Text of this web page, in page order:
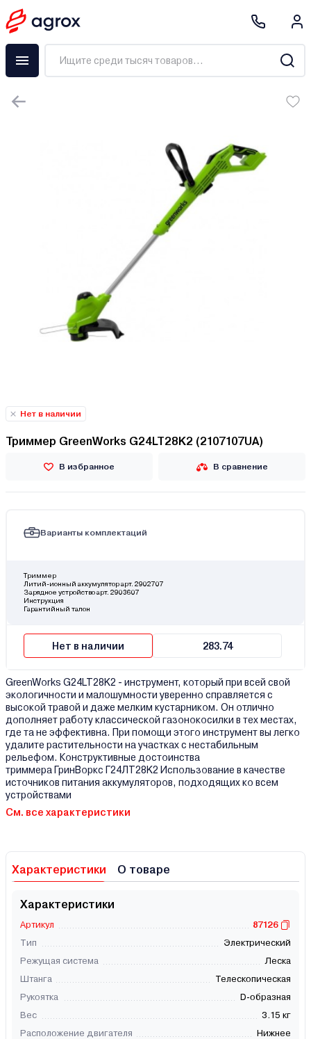
Нет в наличии
Триммер GreenWorks G24LT28K2 (2107107UA)
В избранное В сравнение
Варианты комплектаций
Триммер
Литий-ионный аккумулятор арт. 2902707
Зарядное устройство арт. 2903607
Инструкция
Гарантийный талон
Нет в наличии 283.74
GreenWorks G24LT28K2 - инструмент, который при всей свой
экологичности и малошумности уверенно справляется с
высокой травой и даже мелким кустарником. Он отлично
дополняет работу классической газонокосилки в тех местах,
где та не эффективна. При помощи этого инструмент вы легко
удалите растительности на участках с нестабильным
рельефом. Конструктивные достоинства
триммера ГринВоркс Г24ЛT28K2 Использование в качестве
источников питания аккумуляторов, подходящих ко всем
устройствами
См. все характеристики
Характеристики О товаре
Характеристики
Артикул
87126
Тип
Электрический
Режущая система
Леска
Штанга
Телескопическая
Рукоятка
D-образная
Вес
3.15 кг
Расположение двигателя
Нижнее